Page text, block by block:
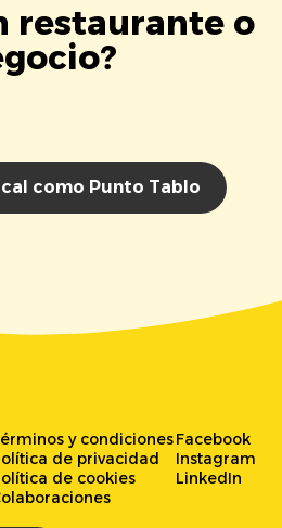
restaurante o
como Punto Tablo
y condiciones
de privacidad
de cookies
Facebook
Instagram
LinkedIn